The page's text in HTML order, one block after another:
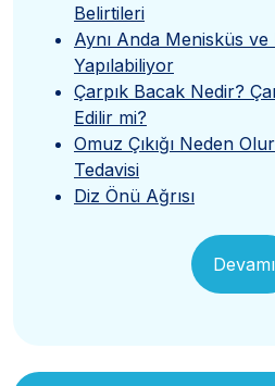
Belirtileri
Aynı Anda Menisküs ve
Yapılabiliyor
Çarpık Bacak Nedir?
Edilir mi?
Omuz Çıkığı Neden
Tedavisi
Diz Önü Ağrısı
Devamı